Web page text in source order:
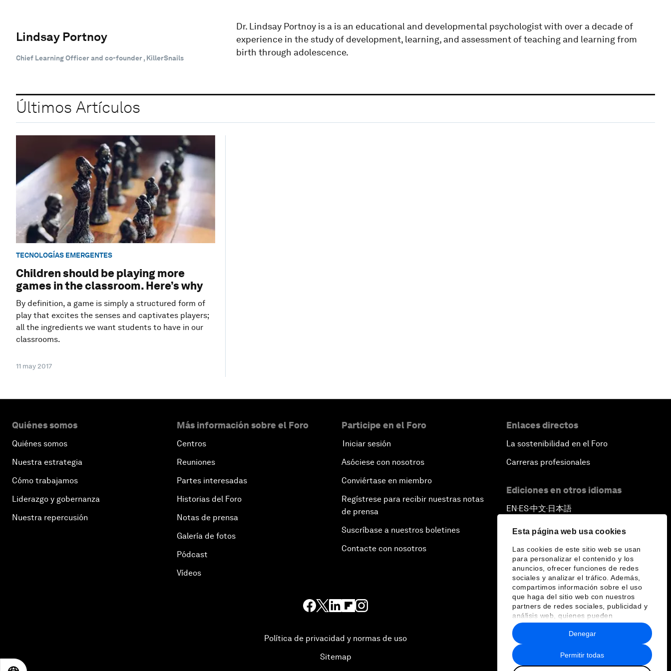
Esta página web usa cookies
Las cookies de este sitio web se usan
para personalizar el contenido y los
anuncios, ofrecer funciones de redes
sociales y analizar el tráfico. Además,
compartimos información sobre el uso
que haga del sitio web con nuestros
partners de redes sociales, publicidad y
análisis web, quienes pueden
combinarla con otra información que les
haya proporcionado o que hayan
recopilado a partir del uso que haya
hecho de sus servicios.
Permitir todas
Denegar
Lindsay Portnoy
Chief Learning Officer and co-founder , KillerSnails
Dr. Lindsay Portnoy is a is an educational and developmental psychologist with over a decade of
experience in the study of development, learning, and assessment of teaching and learning from
birth through adolescence.
Últimos Artículos
TECNOLOGÍAS EMERGENTES
Children should be playing more
games in the classroom. Here’s why
By definition, a game is simply a structured form of
play that excites the senses and captivates players;
all the ingredients we want students to have in our
classrooms.
11 may 2017
Quiénes somos
Quiénes somos
Nuestra estrategia
Cómo trabajamos
Liderazgo y gobernanza
Nuestra repercusión
Más información sobre el Foro
Centros
Reuniones
Partes interesadas
Historias del Foro
Notas de prensa
Galería de fotos
Pódcast
Vídeos
Participe en el Foro
Iniciar sesión
Asóciese con nosotros
Conviértase en miembro
Regístrese para recibir nuestras notas
de prensa
Suscríbase a nuestros boletines
Contacte con nosotros
Enlaces directos
La sostenibilidad en el Foro
Carreras profesionales
Ediciones en otros idiomas
EN ▪ ES▪中文▪ 日本語
Política de privacidad y normas de uso
Sitemap